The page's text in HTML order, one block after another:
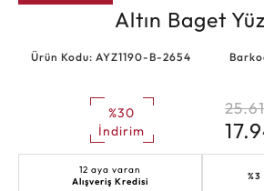
Altın Baget
Ürün Kodu: AYZ1190-B-2654
%30
İndirim
12 aya varan
Alışveriş Kredisi